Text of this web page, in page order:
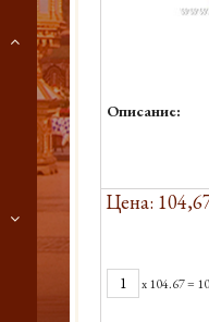
Описание:
Цена:
x104.67=